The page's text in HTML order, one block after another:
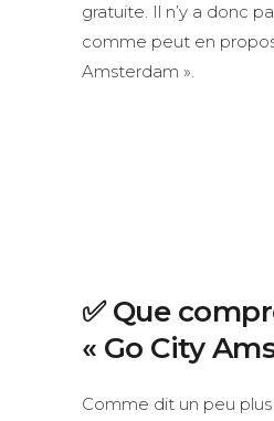
gratuite. Il n’y a donc
comme peut en
Amsterdam ».
✅ Que
« Go City
Comme dit un peu